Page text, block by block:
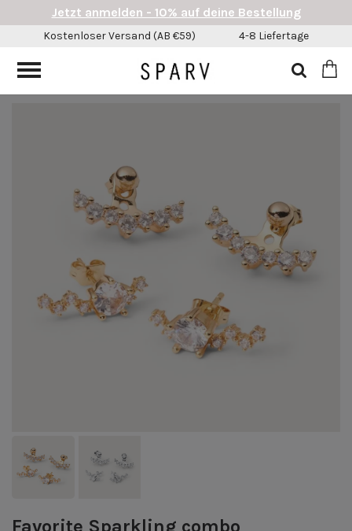
Favorite Sparkling combo
Jetzt anmelden - 10% auf deine Bestellung
Kostenloser Versand (AB €59) 4-8 Liefertage